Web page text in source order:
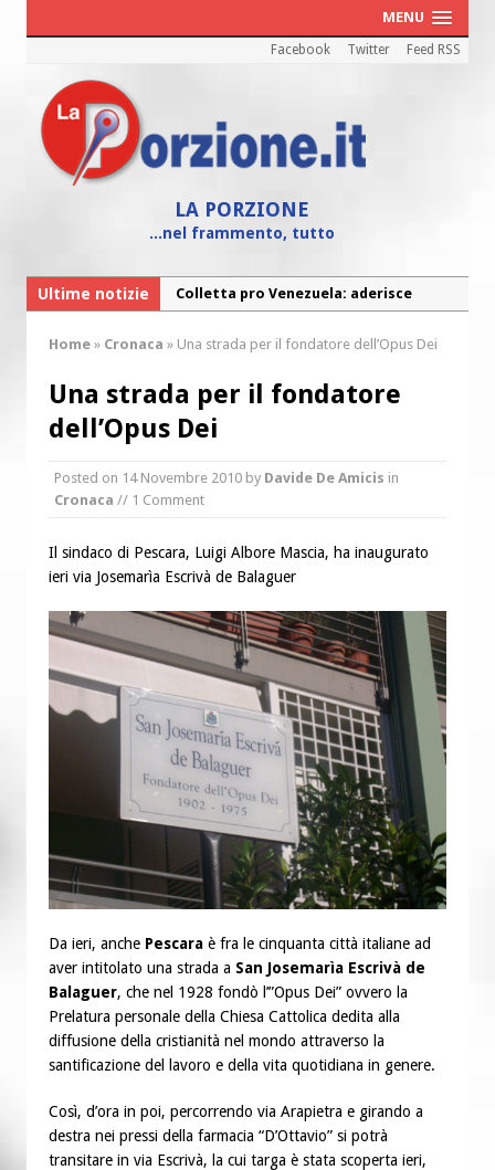
MENU
Facebook Twitter Feed RSS
LA PORZIONE
...nel frammento, tutto
Ultime notizie
Colletta pro Venezuela: aderisce
Fine vita: la Chiesa Cattolica inglese si
mobilita contro il suicidio assistito
Torna la festa della Madonnina a
Torna la festa di Sant’Andrea:
“Chiediamogli di legarci al bene”
è buono, giusto e santo per la nostra
Home » Cronaca » Una strada per il fondatore dell’Opus Dei
Una strada per il fondatore
dell’Opus Dei
Posted on 14 Novembre 2010 by Davide De Amicis in
Cronaca // 1 Comment
Il sindaco di Pescara, Luigi Albore Mascia, ha inaugurato
ieri via Josemarìa Escrivà de Balaguer
Da ieri, anche Pescara è fra le cinquanta città italiane ad
aver intitolato una strada a San Josemarìa Escrivà de
Balaguer, che nel 1928 fondò l’”Opus Dei” ovvero la
Prelatura personale della Chiesa Cattolica dedita alla
diffusione della cristianità nel mondo attraverso la
santificazione del lavoro e della vita quotidiana in genere.
Così, d’ora in poi, percorrendo via Arapietra e girando a
destra nei pressi della farmacia “D’Ottavio” si potrà
transitare in via Escrivà, la cui targa è stata scoperta ieri,